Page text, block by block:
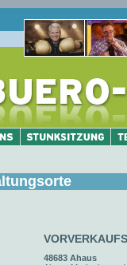
48683 Ahaus